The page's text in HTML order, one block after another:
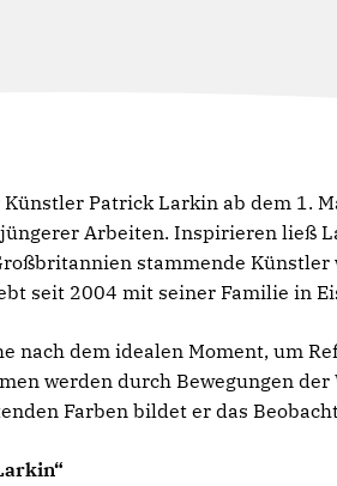
Patrick Larkin ab dem 1.
Arbeiten. Inspirieren ließ
stammende
seit 2004 mit seiner Familie in
nach dem idealen Moment, um
werden durch Bewegungen
Farben bildet er das